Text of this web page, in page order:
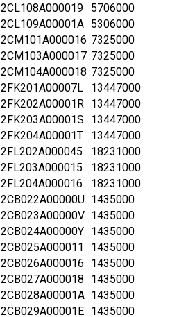
2CL108A000019
5706000
2CL109A00001A 5306000
2CM101A000016 7325000
2CM103A000017 7325000
2CM104A000018 7325000
2FK201A00007L
13447000
2FK202A00001R 13447000
2FK203A00001S
13447000
2FK204A00001T
13447000
2FL202A000045
18231000
2FL203A000015
18231000
2FL204A000016
18231000
2CB022A00000U 1435000
2CB023A00000V 1435000
2CB024A00000Y 1435000
2CB025A000011
1435000
2CB026A000016
1435000
2CB027A000018
1435000
2CB028A00001A 1435000
2CB029A00001E 1435000